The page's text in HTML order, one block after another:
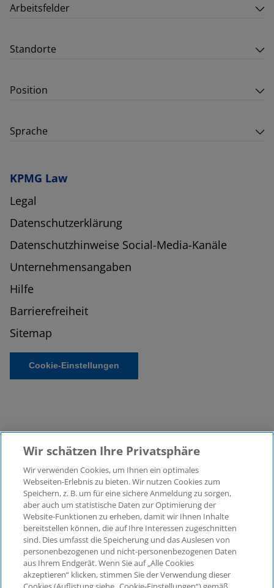
Arbeitsfelder
Standorte
Position
Sprache
KPMG Law
Legal
Datenschutzerklärung
Datenschutzhinweise Social-Media-Kanäle
Unternehmensangaben
Hilfe
Barrierefreiheit
Sitemap
Cookie-Einstellungen
©2026 KPMG Law Rechtsanwaltsgesellschaft mbH,
assoziiert mit der KPMG AG
Wirtschaftsprüfungsgesellschaft, einer
Aktiengesellschaft nach deutschem Recht und ein
Mitglied der globalen KPMG-Organisation
unabhängiger Mitgliedsfirmen, die KPMG International
Limited, einer Private English Company Limited by
Guarantee, angeschlossen sind. Alle Rechte
Wir schätzen Ihre Privatsphäre
Wir verwenden Cookies, um Ihnen ein optimales
Webseiten-Erlebnis zu bieten. Wir nutzen Cookies zum
Speichern, z. B. um für eine sichere Anmeldung zu sorgen,
aber auch um statistische Daten zur Optimierung der
Website-Funktionen zu erheben, damit wir Ihnen Inhalte
bereitstellen können, die auf Ihre Interessen zugeschnitten
sind. Dies umfasst die Speicherung und das Auslesen von
personenbezogenen und nicht-personenbezogenen Daten
aus Ihrem Endgerät. Wenn Sie auf „Alle Cookies
akzeptieren“ klicken, stimmen Sie der Verwendung dieser